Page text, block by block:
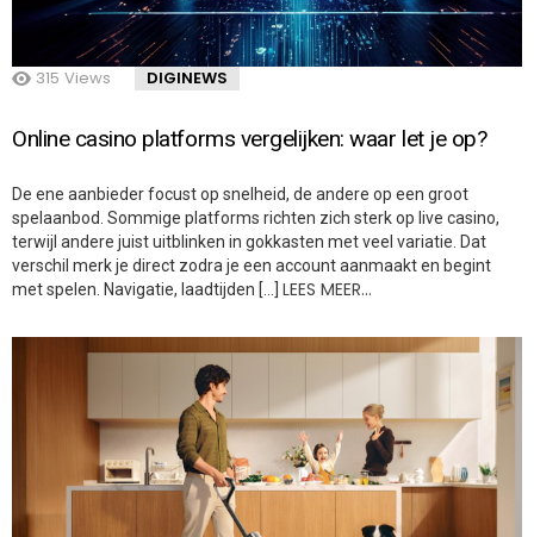
315 Views DIGINEWS
Online casino platforms vergelijken: waar let je op?
De ene aanbieder focust op snelheid, de andere op een groot
spelaanbod. Sommige platforms richten zich sterk op live casino,
terwijl andere juist uitblinken in gokkasten met veel variatie. Dat
verschil merk je direct zodra je een account aanmaakt en begint
met spelen. Navigatie, laadtijden […] LEES MEER…